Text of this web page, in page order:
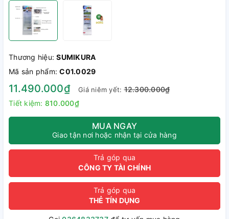
Thương hiệu:SUMIKURA
Mã sản phẩm:C01.0029
11.490.000₫ Giá niêm yết:12.300.000₫
Tiết kiệm: 810.000₫
MUA NGAY
Giao tận nơi hoặc nhận tại cửa hàng
Trả góp qua
CÔNG TY TÀI CHÍNH
Trả góp qua
THẺ TÍN DỤNG